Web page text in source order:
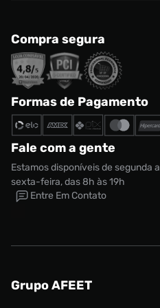
Compra segura
Formas de Pagamento
Fale com a gente
Estamos disponíveis de segunda a
sexta-feira, das 8h às 19h
Entre Em Contato
Grupo AFEET